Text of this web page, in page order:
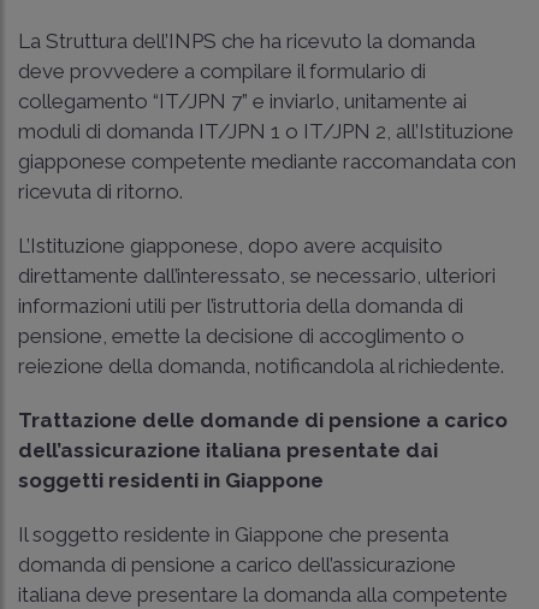
La Struttura dell’INPS che ha ricevuto la domanda
deve provvedere a compilare il formulario di
collegamento “IT/JPN 7” e inviarlo, unitamente ai
moduli di domanda IT/JPN 1 o IT/JPN 2, all’Istituzione
giapponese competente mediante raccomandata con
ricevuta di ritorno.
L’Istituzione giapponese, dopo avere acquisito
direttamente dall’interessato, se necessario, ulteriori
informazioni utili per l’istruttoria della domanda di
pensione, emette la decisione di accoglimento o
reiezione della domanda, notificandola al richiedente.
Trattazione delle domande di pensione a carico
dell’assicurazione italiana presentate dai
soggetti residenti in Giappone
Il soggetto residente in Giappone che presenta
domanda di pensione a carico dell’assicurazione
italiana deve presentare la domanda alla competente